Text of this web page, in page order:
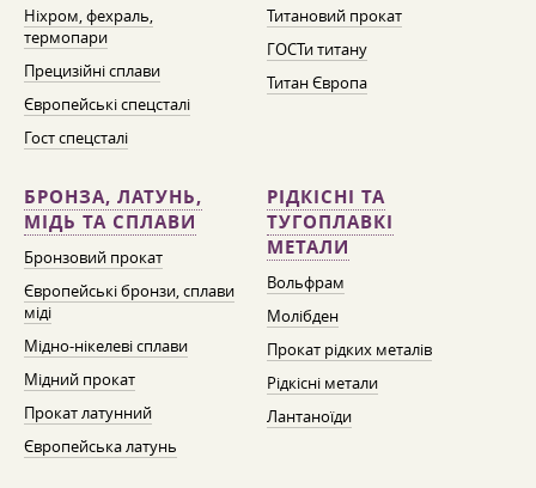
Ніхром, фехраль,
термопари
Прецизійні сплави
Європейські спецсталі
Гост спецсталі
Титановий прокат
ГОСТи титану
Титан Європа
БРОНЗА, ЛАТУНЬ,
МІДЬ ТА СПЛАВИ
Бронзовий прокат
Європейські бронзи, сплави
міді
Мідно-нікелеві сплави
Мідний прокат
Прокат латунний
Європейська латунь
РІДКІСНІ ТА
ТУГОПЛАВКІ
МЕТАЛИ
Вольфрам
Молібден
Прокат рідких металів
Рідкісні метали
Лантаноїди